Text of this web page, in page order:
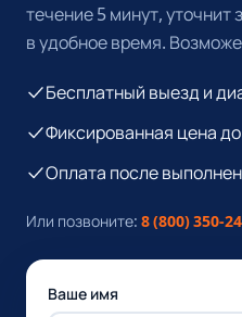
течение 5 минут,
в удобное время.
Бесплатный выезд и
Фиксированная цена
Оплата после
Или позвоните: 8 (800) 350-
Ваше имя